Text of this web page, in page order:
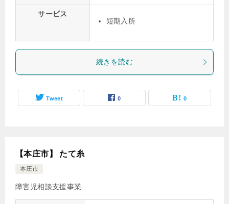
サービス
短期入所
続きを読む
Tweet 0 0
【本庄市】 たて糸
本庄市
障害児相談支援事業